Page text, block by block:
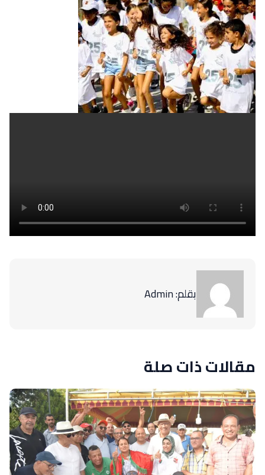
بقلم: Admin
مقالات ذات صلة